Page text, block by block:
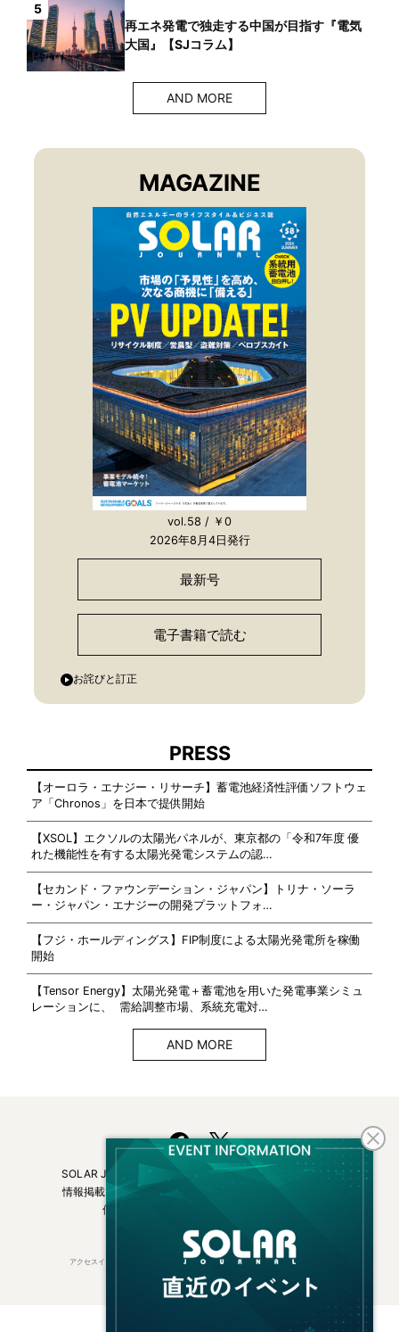
5
再エネ発電で独走する中国が目指す『電気
大国』【SJコラム】
AND MORE
MAGAZINE
vol.58 / ￥0
2026年8月4日発行
最新号
電子書籍で読む
お詫びと訂正
PRESS
【オーロラ・エナジー・リサーチ】蓄電池経済性評価ソフトウェ
ア「Chronos」を日本で提供開始
【XSOL】エクソルの太陽光パネルが、東京都の「令和7年度 優
れた機能性を有する太陽光発電システムの認…
【セカンド・ファウンデーション・ジャパン】トリナ・ソーラ
ー・ジャパン・エナジーの開発プラットフォ…
【フジ・ホールディングス】FIP制度による太陽光発電所を稼働
開始
【Tensor Energy】太陽光発電＋蓄電池を用いた発電事業シミュ
レーションに、 需給調整市場、系統充電対…
AND MORE
SOLAR JOURNALについて
フリーマガジンはこちら
情報掲載について
広告掲載について
個人情報保護方針
アクセスインターナショナルは持続可能な開発目標（SDGs）を支援しています。
© 2026 Access International Ltd.